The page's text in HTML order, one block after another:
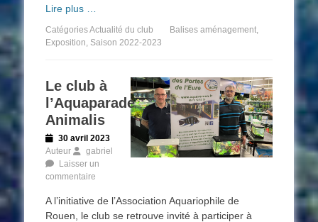
Lire plus …
CatégoriesActualité du club Balises aménagement,
Exposition, Saison 2022-2023
Le club à
l’Aquaparade
Animalis
Posted
on
30 avril 2023
Auteur
gabriel
Laisser un
commentaire
A l’initiative de l’Association Aquariophile de
Rouen, le club se retrouve invité à participer à